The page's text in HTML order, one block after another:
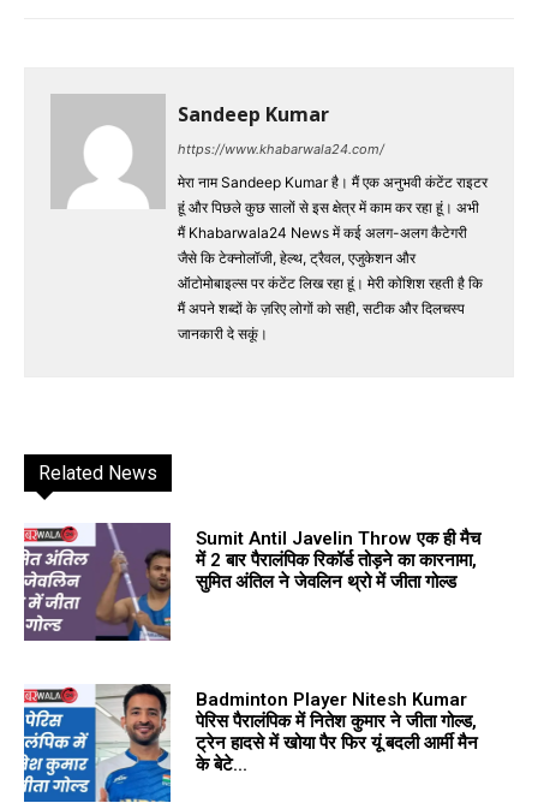
Sandeep Kumar
https://www.khabarwala24.com/
मेरा नाम Sandeep Kumar है। मैं एक अनुभवी कंटेंट राइटर
हूं और पिछले कुछ सालों से इस क्षेत्र में काम कर रहा हूं। अभी
मैं Khabarwala24 News में कई अलग-अलग कैटेगरी
जैसे कि टेक्नोलॉजी, हेल्थ, ट्रैवल, एजुकेशन और
ऑटोमोबाइल्स पर कंटेंट लिख रहा हूं। मेरी कोशिश रहती है कि
मैं अपने शब्दों के ज़रिए लोगों को सही, सटीक और दिलचस्प
जानकारी दे सकूं।
Related News
Sumit Antil Javelin Throw एक ही मैच
में 2 बार पैरालंपिक रिकॉर्ड तोड़ने का कारनामा,
सुमित अंतिल ने जेवलिन थ्रो में जीता गोल्ड
Badminton Player Nitesh Kumar
पेरिस पैरालंपिक में नितेश कुमार ने जीता गोल्ड,
ट्रेन हादसे में खोया पैर फिर यूं बदली आर्मी मैन
के बेटे...